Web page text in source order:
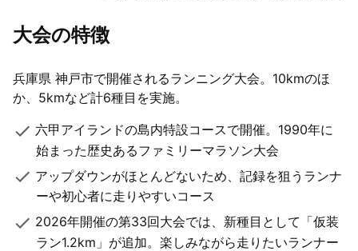
大会の特徴
兵庫県 神戸市で開催されるランニング大会。10kmのほ
か、5kmなど計6種目を実施。
六甲アイランドの島内特設コースで開催。1990年に
始まった歴史あるファミリーマラソン大会
アップダウンがほとんどないため、記録を狙うランナ
ーや初心者に走りやすいコース
2026年開催の第33回大会では、新種目として「仮装
ラン1.2km」が追加。楽しみながら走りたいランナー